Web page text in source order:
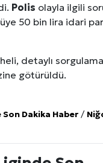
Polis olayla ilgili
50 bin lira idari
detaylı
götürüldü.
Son Dakika Haber /